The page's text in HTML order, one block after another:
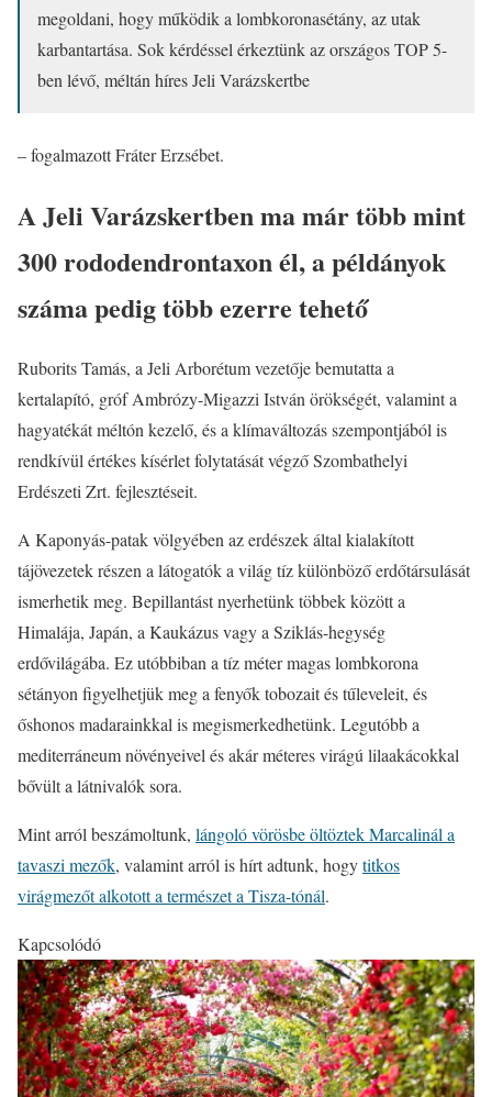
megoldani, hogy működik a lombkoronasétány, az utak
karbantartása. Sok kérdéssel érkeztünk az országos TOP 5-
ben lévő, méltán híres Jeli Varázskertbe
– fogalmazott Fráter Erzsébet.
A Jeli Varázskertben ma már több mint
300 rododendrontaxon él, a példányok
száma pedig több ezerre tehető
Ruborits Tamás, a Jeli Arborétum vezetője bemutatta a
kertalapító, gróf Ambrózy-Migazzi István örökségét, valamint a
hagyatékát méltón kezelő, és a klímaváltozás szempontjából is
rendkívül értékes kísérlet folytatását végző Szombathelyi
Erdészeti Zrt. fejlesztéseit.
A Kaponyás-patak völgyében az erdészek által kialakított
tájövezetek részen a látogatók a világ tíz különböző erdőtársulását
ismerhetik meg. Bepillantást nyerhetünk többek között a
Himalája, Japán, a Kaukázus vagy a Sziklás-hegység
erdővilágába. Ez utóbbiban a tíz méter magas lombkorona
sétányon figyelhetjük meg a fenyők tobozait és tűleveleit, és
őshonos madarainkkal is megismerkedhetünk. Legutóbb a
mediterráneum növényeivel és akár méteres virágú lilaakácokkal
bővült a látnivalók sora.
Mint arról beszámoltunk, lángoló vörösbe öltöztek Marcalinál a
tavaszi mezők, valamint arról is hírt adtunk, hogytitkos
virágmezőt alkotott a természet a Tisza-tónál.
Kapcsolódó